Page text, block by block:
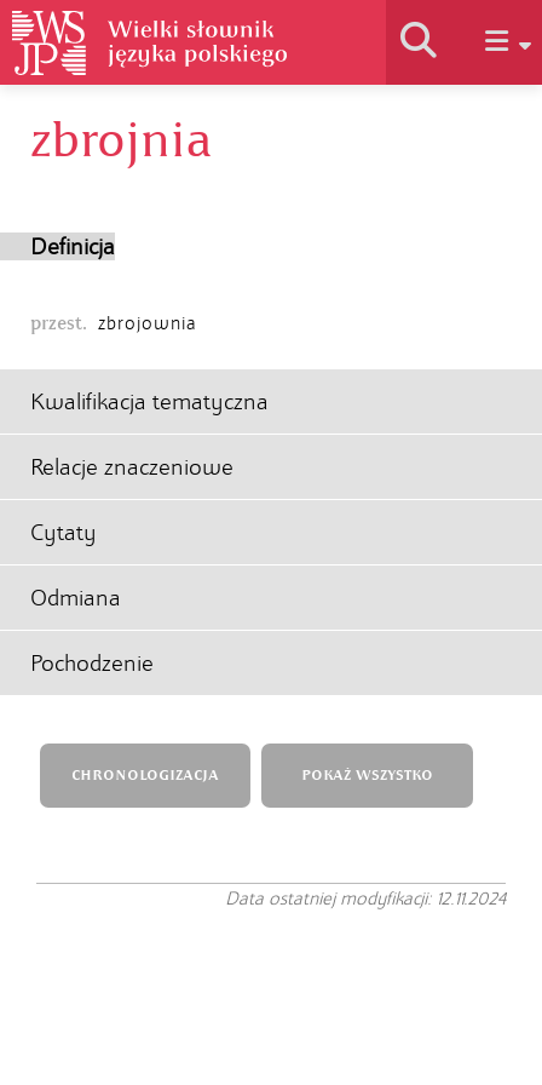
Historia słownika
zbrojnia
Definicja
przest. zbrojownia
Kwalifikacja tematyczna
Relacje znaczeniowe
Cytaty
Odmiana
Pochodzenie
CHRONOLOGIZACJA POKAŻ WSZYSTKO
Data ostatniej modyfikacji: 12.11.2024